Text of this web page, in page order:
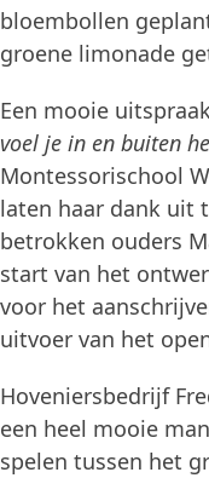
bloembollen
groene limonade
Een mooie
voel je in en buiten
Montessorischool
laten haar dank uit
betrokken ouders
start van het
voor het
uitvoer van het
Hoveniersbedrijf
een heel mooie
spelen tussen het